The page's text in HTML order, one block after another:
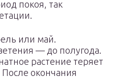
покоя, так
или май.
— до полугода.
растение теряет
окончания